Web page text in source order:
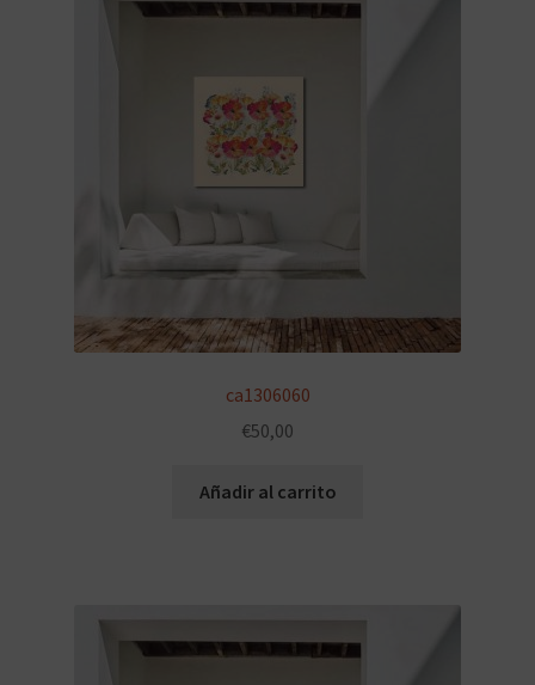
ca1306060
€50,00
Añadir al carrito